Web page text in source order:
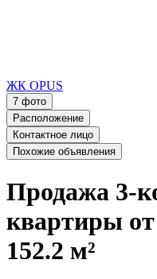
ЖК OPUS
7 фото
Расположение
Контактное лицо
Похожие объявления
Продажа 3-
квартиры
152.2 м²